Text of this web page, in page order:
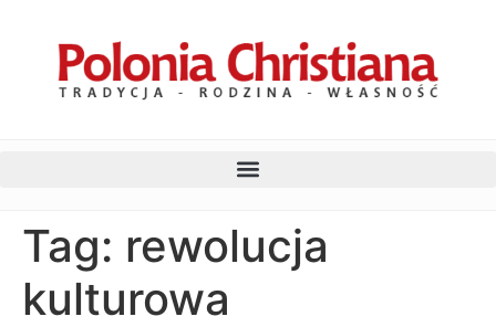
Tag: rewolucja
kulturowa